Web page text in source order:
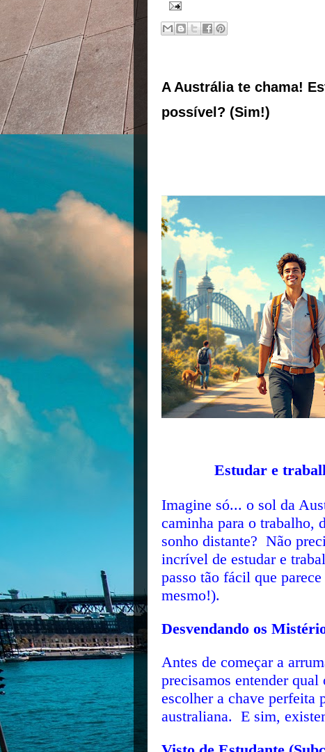
A Austrália te chama!
possível? (Sim!)
Estudar e
Imagine só... o sol da
caminha para o trabalho,
sonho distante? Não
incrível de estudar e
passo tão fácil que
mesmo!).
Desvendando os
Antes de começar a
precisamos entender
escolher a chave perfeita
australiana. E sim,